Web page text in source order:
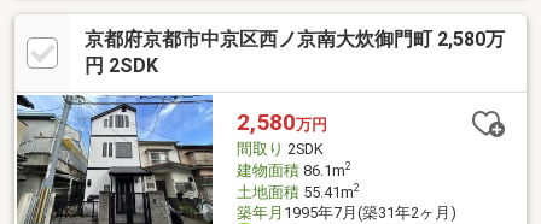
り駅などご指定の場所まで送迎します・経験豊富なスタッフが物
件詳細を丁寧にご説明いたします☆ご予約・物件詳細のお問合せ
先☆センチュリー２１リノライフ 電話番号／0120-033-021～
徒歩7分（約539ｍ）
京都府京都市中京区西ノ京南大炊御門町 2,580万
円 2SDK
2,580万円
間取り 2SDK
建物面積86.1m2
土地面積55.41m2
築年月 1995年7月(築31年2ヶ月)